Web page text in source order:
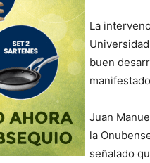
La
buen
Juan
la
señalado